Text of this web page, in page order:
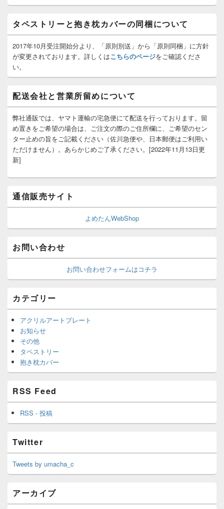
ッ
エ
リ
タペストリーと抱き枕カバーの同梱について
2017年10月受注開始分より、「原則別送」から「原則同梱」に方針
が変更されております。詳しくはこちらのページをご確認くださ
い。
配送会社と営業所留めについて
弊社通販では、ヤマト運輸の宅急便にて配送を行っております。留
め置きをご希望の場合は、ご注文の際のご住所欄に、ご希望のセン
ター止めの旨をご記載ください（佐川急便や、日本郵便はご利用い
ただけません）。あらかじめご了承ください。[2022年11月13日更
新]
通信販売サイト
よめたんWebShop
お問い合わせ
お問い合わせフォームはコチラ
カテゴリー
アクリルアートプレート
お知らせ
その他
タペストリー
抱き枕カバー
RSS Feed
RSS - 投稿
Twitter
Tweets by umacha_c
アーカイブ